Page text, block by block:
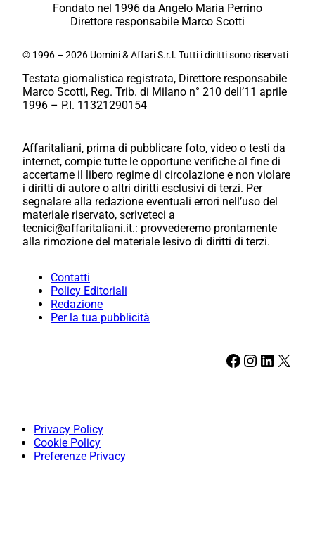
Fondato nel 1996 da Angelo Maria Perrino
Direttore responsabile Marco Scotti
© 1996 – 2026 Uomini & Affari S.r.l. Tutti i diritti sono riservati
Testata giornalistica registrata, Direttore responsabile
Marco Scotti, Reg. Trib. di Milano n° 210 dell’11 aprile
1996 – P.I. 11321290154
Affaritaliani, prima di pubblicare foto, video o testi da
internet, compie tutte le opportune verifiche al fine di
accertarne il libero regime di circolazione e non violare
i diritti di autore o altri diritti esclusivi di terzi. Per
segnalare alla redazione eventuali errori nell’uso del
materiale riservato, scriveteci a
tecnici@affaritaliani.it.: provvederemo prontamente
alla rimozione del materiale lesivo di diritti di terzi.
Contatti
Policy Editoriali
Redazione
Per la tua pubblicità
Facebook Instagram LinkedIn X
Privacy Policy
Cookie Policy
Preferenze Privacy